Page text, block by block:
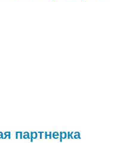
партнерка